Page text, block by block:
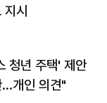
시
청년 주택' 제안
…개인 의견"